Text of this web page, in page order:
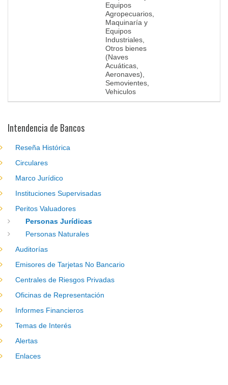
Equipos
Agropecuarios,
Maquinaría y
Equipos
Industriales,
Otros bienes
(Naves
Acuáticas,
Aeronaves),
Semovientes,
Vehiculos
Intendencia de Bancos
Reseña Histórica
Circulares
Marco Jurídico
Instituciones Supervisadas
Peritos Valuadores
Personas Jurídicas
Personas Naturales
Auditorías
Emisores de Tarjetas No Bancario
Centrales de Riesgos Privadas
Oficinas de Representación
Informes Financieros
Temas de Interés
Alertas
Enlaces